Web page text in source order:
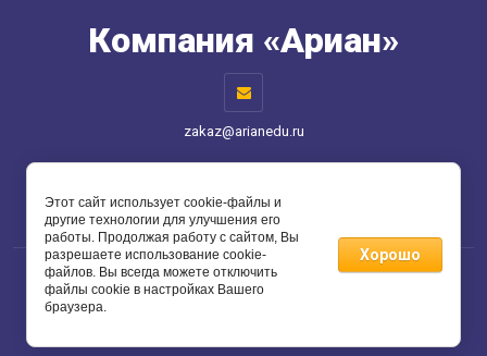
Компания «Ариан»
zakaz@arianedu.ru
Способы оплаты
Copyright © 2012 Компания «Ариан»
Этот сайт использует cookie-файлы и
другие технологии для улучшения его
работы. Продолжая работу с сайтом, Вы
разрешаете использование cookie-
файлов. Вы всегда можете отключить
файлы cookie в настройках Вашего
браузера.
Хорошо